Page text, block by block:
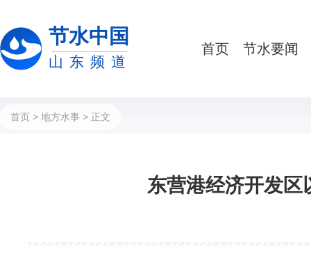
节水中国
山东频道
首页 节水要闻
首页 > 地方水事 > 正文
东营港经济开发